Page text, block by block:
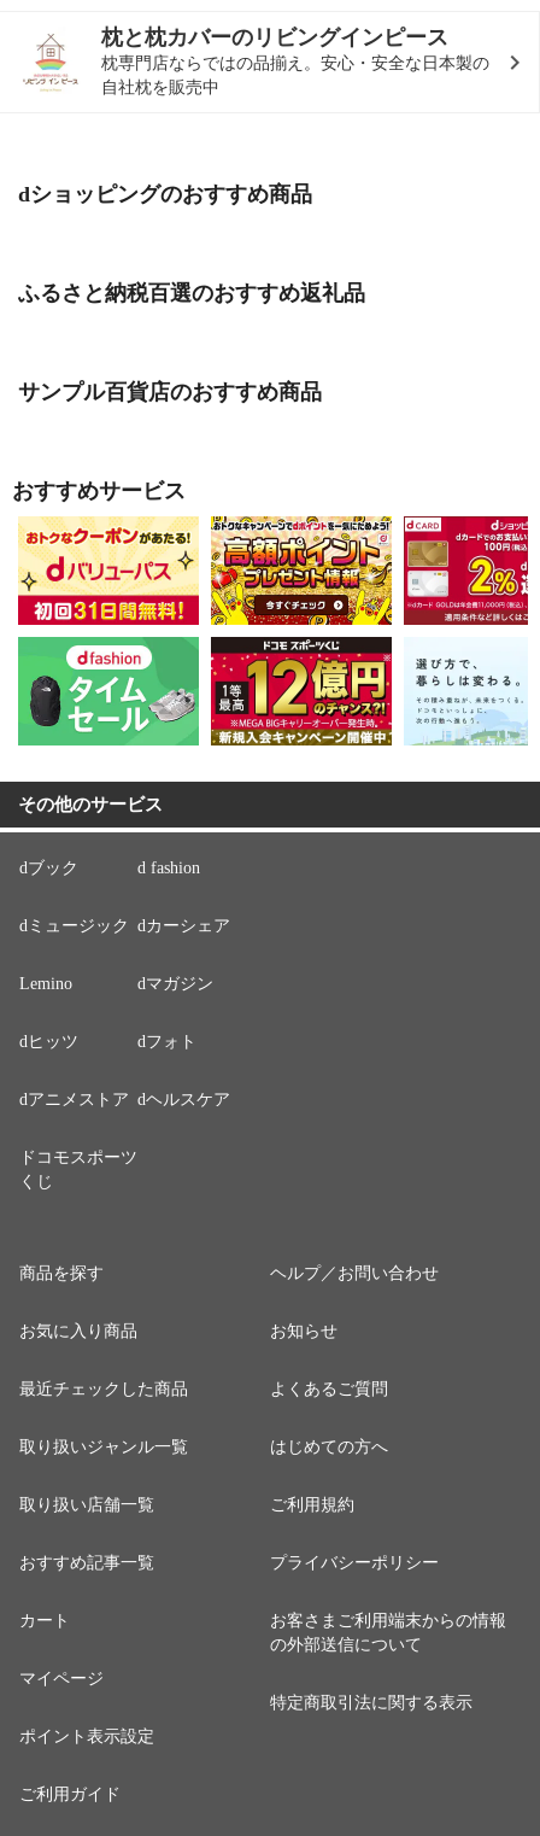
枕と枕カバーのリビングインピース
枕専門店ならではの品揃え。安心・安全な日本製の
自社枕を販売中
dショッピングのおすすめ商品
ふるさと納税百選のおすすめ返礼品
サンプル百貨店のおすすめ商品
おすすめサービス
その他のサービス
dブック d fashion
dミュージック dカーシェア
Lemino dマガジン
dヒッツ dフォト
dアニメストア dヘルスケア
ドコモスポーツ
くじ
商品を探す
お気に入り商品
最近チェックした商品
取り扱いジャンル一覧
取り扱い店舗一覧
おすすめ記事一覧
カート
マイページ
ポイント表示設定
ご利用ガイド
ヘルプ／お問い合わせ
お知らせ
よくあるご質問
はじめての方へ
ご利用規約
プライバシーポリシー
お客さまご利用端末からの情報
の外部送信について
特定商取引法に関する表示